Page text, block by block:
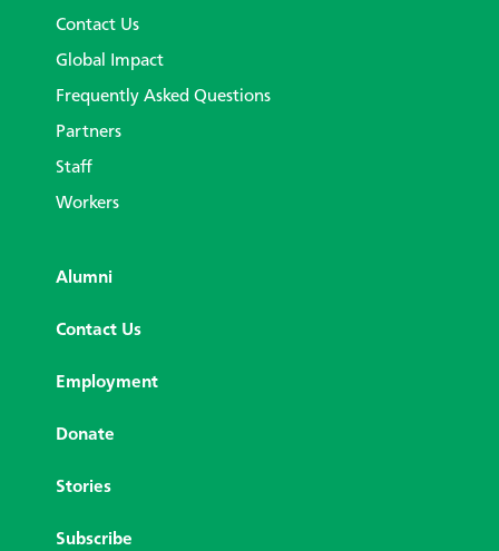
Contact Us
Global Impact
Frequently Asked Questions
Partners
Staff
Workers
Alumni
Contact Us
Employment
Donate
Stories
Subscribe